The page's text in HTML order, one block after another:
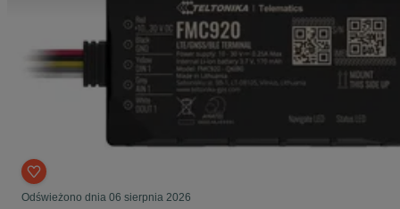
Odświeżono dnia 06 sierpnia 2026